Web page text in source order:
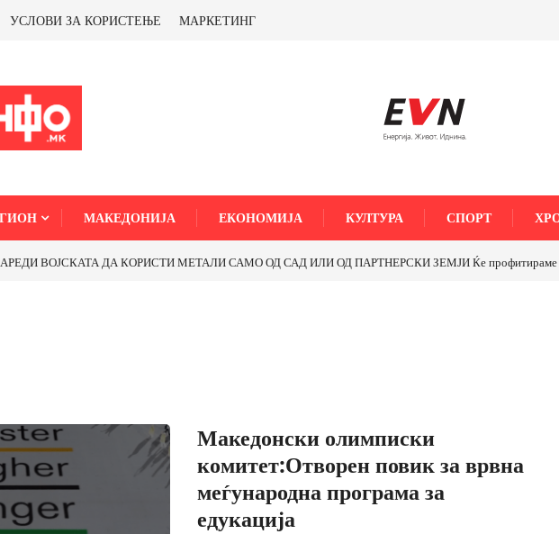
УСЛОВИ ЗА КОРИСТЕЊЕ МАРКЕТИНГ
МАКЕДОНИЈА ЕКОНОМИЈА КУЛТУРА СПОРТ
ВОЈСКАТА ДА КОРИСТИ МЕТАЛИ САМО ОД САД ИЛИ ОД ПАРТНЕРСКИ ЗЕМЈИ Ќе профитираме ли
Македонски олимписки
комитет:Отворен повик за врвна
меѓународна програма за
едукација